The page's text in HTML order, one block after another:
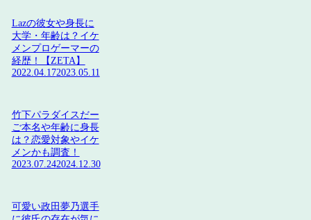
Lazの彼女や身長に
大学・年齢は？イケ
メンプロゲーマーの
経歴！【ZETA】
2022.04.172023.05.11
竹下パラダイスだー
ご本名や年齢に身長
は？恋愛対象やイケ
メンかも調査！
2023.07.242024.12.30
可愛い政田夢乃選手